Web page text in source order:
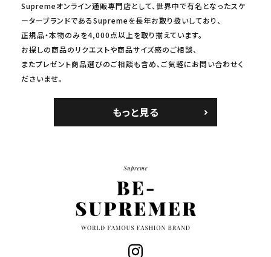
Supremeオンライン通販専門店として、世界中で有名となったスケ
ーターブランドであるSupremeを長年お取り扱いしており、
正規品・本物のみを4,000点以上を取り揃えています。
お探しの商品のリクエストや商品サイズ感のご相談、
またプレゼント商品選びのご相談も含め、ご気軽にお問い合わせく
ださいませ。
もっと見る